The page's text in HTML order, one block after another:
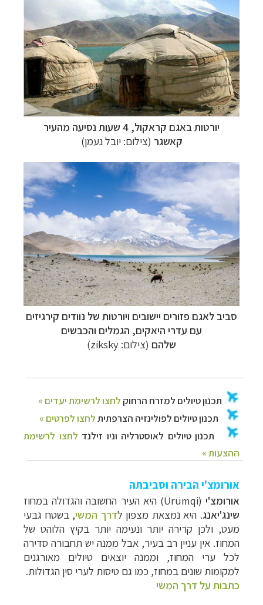
יורטות באגם קראקול, 4 שעות נסיעה מהעיר
קאשגר (צילום: יובל נעמן)
סביב לאגם פזורים יישובים ויורטות של נוודים קירגיזים
עם עדרי היאקים, הגמלים והכבשים
שלהם (צילום: ziksky
)
אורומצ'י הבירה וסביבתה
אורומצ'י (Ürümqi)
היא העיר החשובה והגדולה במחוז
שינג'יאנג. היא נמצאת מצפון לדרך המשי, בשטח גבעי
מעט, ולכן קרירה יותר ונעימה יותר בקיץ הלוהט של
המחוז. אין עניין רב בעיר, אבל ממנה יש תחבורה סדירה
לכל ערי המחוז, וממנה יוצאים טיולים מאורגנים
למקומות שונים במחוז, כמו גם טיסות לערי סין הגדולות.
כתבות על דרך המשי